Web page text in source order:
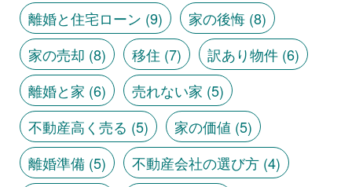
離婚と住宅ローン (9) 家の後悔(8)
家の売却 (8) 移住 (7) 訳あり物件(6)
離婚と家 (6) 売れない家 (5)
不動産高く売る (5) 家の価値 (5)
離婚準備(5) 不動産会社の選び方(4)